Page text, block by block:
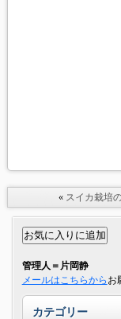
« スイカ栽培
管理人＝片岡静
メールはこちらから お
カテゴリー